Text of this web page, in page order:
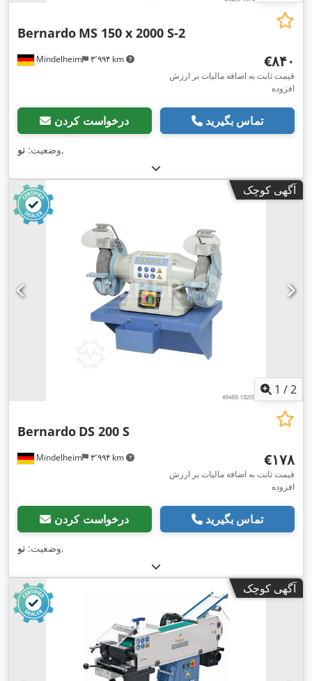
Mindelheim ۳٬۹۹۴ km
Bernardo MS 150 x 2000 S-2
‎€۸۴۰
قیمت ثابت به اضافه مالیات بر ارزش
افزوده
درخواست کردن تماس بگیرید
وضعیت: نو ,
آگهی کوچک
1 /2
Mindelheim ۳٬۹۹۴ km
Bernardo DS 200 S
‎€۱۷۸
قیمت ثابت به اضافه مالیات بر ارزش
افزوده
درخواست کردن تماس بگیرید
وضعیت: نو ,
آگهی کوچک